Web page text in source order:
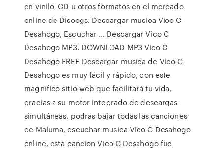
en vinilo, CD u otros formatos en el mercado
online de Discogs. Descargar musica Vico C
Desahogo, Escuchar … Descargar Vico C
Desahogo MP3. DOWNLOAD MP3 Vico C
Desahogo FREE Descargar musica de Vico C
Desahogo es muy fácil y rápido, con este
magnífico sitio web que facilitará tu vida,
gracias a su motor integrado de descargas
simultáneas, podras bajar todas las canciones
de Maluma, escuchar musica Vico C Desahogo
online, esta cancion Vico C Desahogo fue